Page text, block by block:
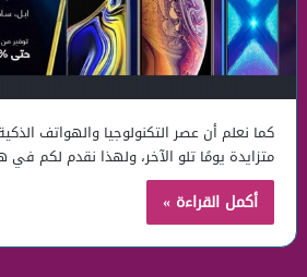
كما نعلم أن عصر التكنولوجيا والهواتف
متزايدة يومًا تلو الآخر، ولهذا نقدم لكم في
أكمل القراءة »